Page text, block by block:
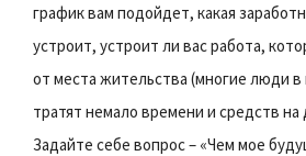
график вам подойдет, какая
устроит, устроит ли вас работа,
от места жительства (многие люди в
тратят немало времени и средств на
Задайте себе вопрос – «Чем мое